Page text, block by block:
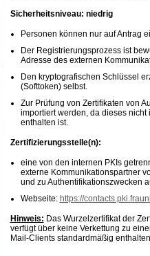
Sicherheitsniveau: niedrig
Personen können nur auf Antrag
Der Registrierungsprozess ist
Adresse des externen
Den kryptografischen Schlüssel
(Softtoken) selbst.
Zur Prüfung von Zertifikaten von
importiert werden, da dieses nicht
enthalten ist.
Zertifizierungsstelle(n):
eine von den internen PKIs
externe Kommunikationspartner
und zu Authentifikationszwecken
Webseite: https://
Hinweis: Das Wurzelzertifikat der
verfügt über keine Verkettung zu
Mail-Clients standardmäßig